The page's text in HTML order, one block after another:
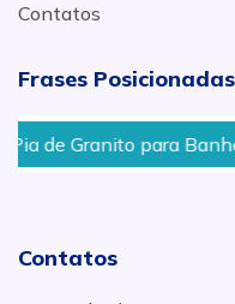
Contatos
Frases Posicionadas
de Granito para
Contatos